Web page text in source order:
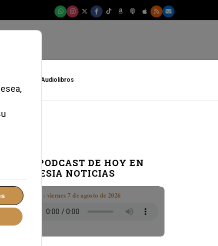
Audiolibros
EL PODCAST DE HOY EN
IGLESIA NOTICIAS
Boletín · viernes 7 de agosto de 2026